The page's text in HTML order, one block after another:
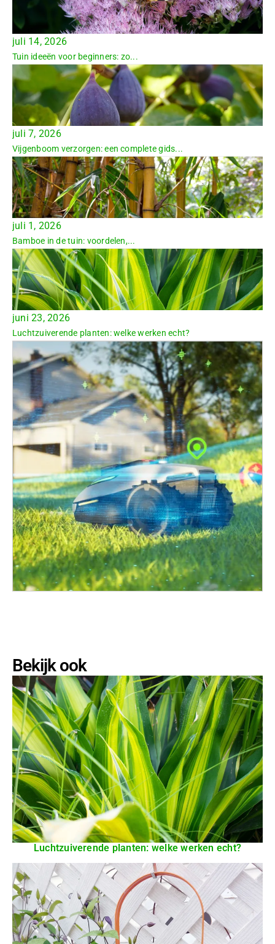
juli 14, 2026
Tuin ideeën voor beginners: zo...
juli 7, 2026
Vijgenboom verzorgen: een complete gids...
juli 1, 2026
Bamboe in de tuin: voordelen,...
juni 23, 2026
Luchtzuiverende planten: welke werken echt?
Bekijk ook
Luchtzuiverende planten: welke werken echt?